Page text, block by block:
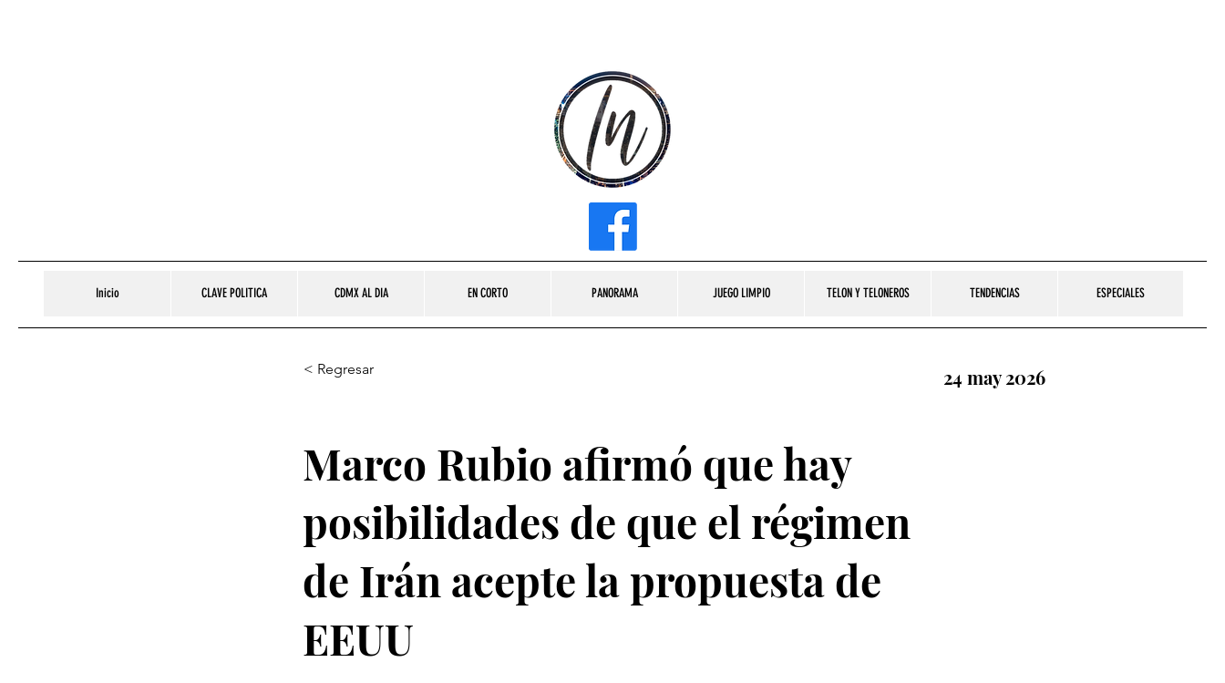
Inicio CLAVE POLITICA CDMX AL DIA EN CORTO PANORAMA JUEGO LIMPIO TELON Y TELONEROS TENDENCIAS ESPECIALES
< Regresar 24 may 2026
Marco Rubio afirmó que hay
posibilidades de que el régimen
de Irán acepte la propuesta de
EEUU